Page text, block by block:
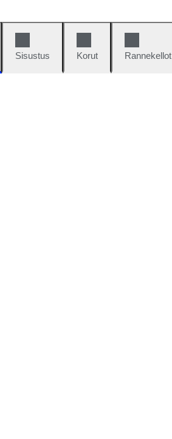
Sisustus Korut Rannekellot